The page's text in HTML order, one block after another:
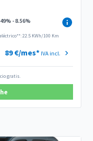
- 8.56%
22.5 KWh/100 Km
89 €/mes* IVA incl.
gratis.